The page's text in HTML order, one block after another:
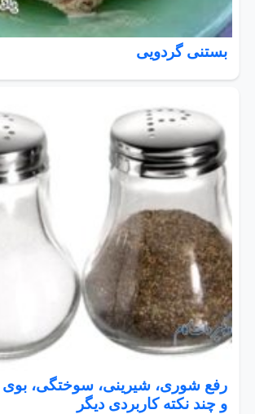
بستنی گردویی
رفع شوری، شیرینی، سوختگی، بوی
و چند نکته کاربردی دیگر